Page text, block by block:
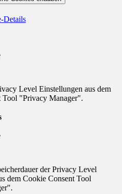
Details
Level Einstellungen aus dem
Tool "Privacy Manager".
der Privacy Level
dem Cookie Consent Tool